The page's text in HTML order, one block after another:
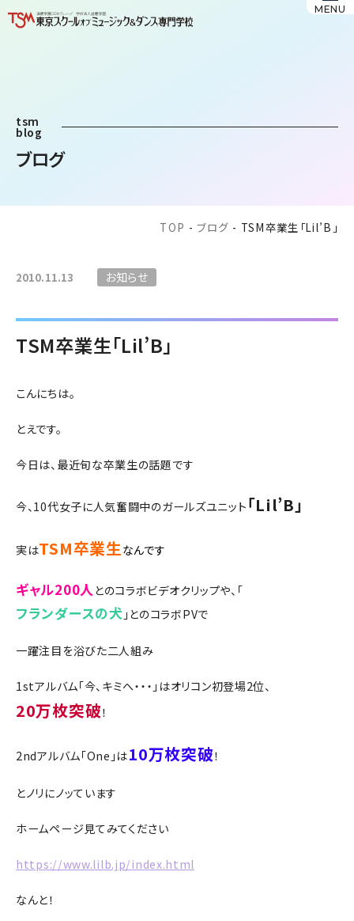
MENU
tsm
blog
ブログ
TOP -ブログ - TSM卒業生「Lil’B」
2010.11.13 お知らせ
TSM卒業生「Lil’B」
こんにちは。
とえです。
今日は、最近旬な卒業生の話題です
今、10代女子に人気奮闘中のガールズユニット 「Lil’B」
実はTSM卒業生なんです
ギャル200人とのコラボビデオクリップや、「
フランダースの犬 」とのコラボPVで
一躍注目を浴びた二人組み
1stアルバム「今、キミへ・・・」はオリコン初登場2位、
20万枚突破！
2ndアルバム「One」は10万枚突破！
とノリにノッています
ホームページ見てみてください
https://www.lilb.jp/index.html
なんと！